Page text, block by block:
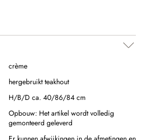
crème
hergebruikt teakhout
H/B/D ca. 40/86/84 cm
Opbouw: Het artikel wordt volledig
gemonteerd geleverd